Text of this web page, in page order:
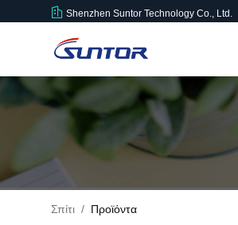
Shenzhen Suntor Technology Co., Ltd.
Σπίτι / Προϊόντα